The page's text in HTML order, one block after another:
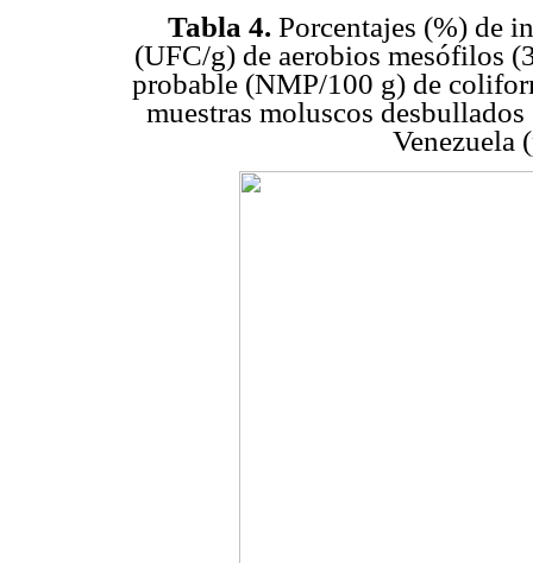
Tabla 4. Porcentajes (%) de
(UFC/g) de aerobios mesófilos
probable (NMP/100 g) de
muestras moluscos
Venezuela